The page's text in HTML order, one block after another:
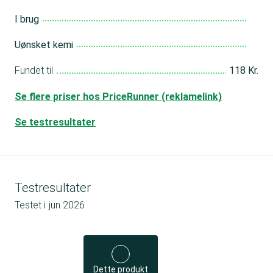
I brug
Uønsket kemi
Fundet til 118 Kr.
Se flere priser hos PriceRunner (reklamelink)
Se testresultater
Testresultater
Testet i jun 2026
Dette produkt